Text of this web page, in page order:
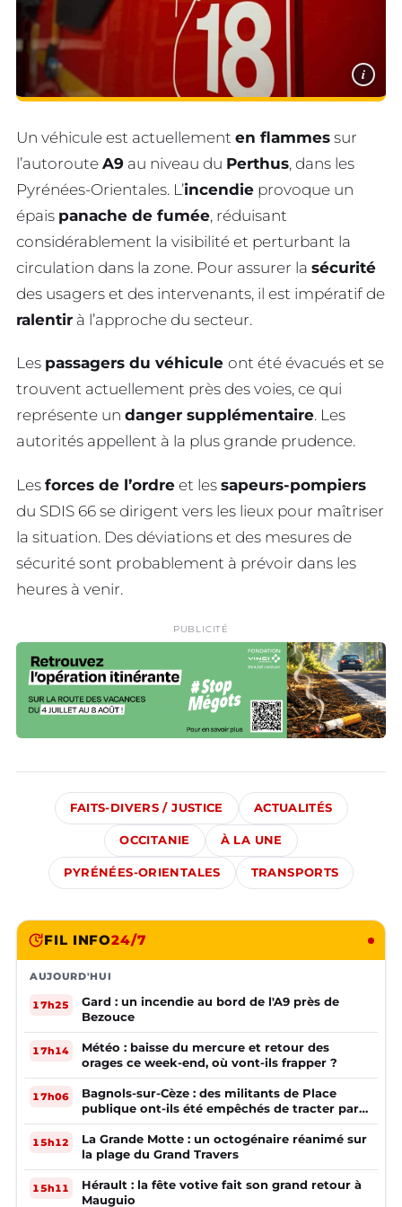
i
Un véhicule est actuellement en flammes sur
l’autoroute A9 au niveau du Perthus, dans les
Pyrénées-Orientales. L’incendie provoque un
épais panache de fumée, réduisant
considérablement la visibilité et perturbant la
circulation dans la zone. Pour assurer la sécurité
des usagers et des intervenants, il est impératif de
ralentir à l’approche du secteur.
Les passagers du véhicule ont été évacués et se
trouvent actuellement près des voies, ce qui
représente un danger supplémentaire. Les
autorités appellent à la plus grande prudence.
Les forces de l’ordre et les sapeurs-pompiers
du SDIS 66 se dirigent vers les lieux pour maîtriser
la situation. Des déviations et des mesures de
sécurité sont probablement à prévoir dans les
heures à venir.
PUBLICITÉ
FAITS-DIVERS / JUSTICE ACTUALITÉS
OCCITANIE À LA UNE
PYRÉNÉES-ORIENTALES TRANSPORTS
FIL INFO24/7
AUJOURD'HUI
17h25
Gard : un incendie au bord de l'A9 près de
Bezouce
17h14
Météo : baisse du mercure et retour des
orages ce week-end, où vont-ils frapper ?
17h06
Bagnols-sur-Cèze : des militants de Place
publique ont-ils été empêchés de tracter par
la mairie ?
15h12
La Grande Motte : un octogénaire réanimé sur
la plage du Grand Travers
15h11
Hérault : la fête votive fait son grand retour à
Mauguio